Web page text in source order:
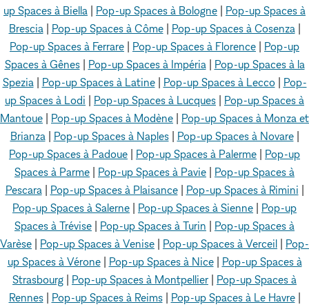
up Spaces à Biella
Pop-up Spaces à Bologne
Pop-up Spaces à
Brescia| Pop-up Spaces à Côme| Pop-up Spaces à Cosenza|
Pop-up Spaces à Ferrare
Pop-up Spaces à Florence
Pop-up
Spaces à Gênes| Pop-up Spaces à Impéria| Pop-up Spaces à la
Spezia| Pop-up Spaces à Latine| Pop-up Spaces à Lecco| Pop-
up Spaces à Lodi
Pop-up Spaces à Lucques
Pop-up Spaces à
Mantoue
Pop-up Spaces à Modène
Pop-up Spaces à Monza et
Brianza| Pop-up Spaces à Naples| Pop-up Spaces à Novare|
Pop-up Spaces à Padoue
Pop-up Spaces à Palerme
Pop-up
Spaces à Parme
Pop-up Spaces à Pavie
Pop-up Spaces à
Pescara| Pop-up Spaces à Plaisance| Pop-up Spaces à Rimini
Pop-up Spaces à Salerne
Pop-up Spaces à Sienne
Pop-up
Spaces à Trévise
Pop-up Spaces à Turin
Pop-up Spaces à
Varèse
Pop-up Spaces à Venise Pop-up Spaces à Verceil
Pop-
up Spaces à Vérone| Pop-up Spaces à Nice| Pop-up Spaces à
Strasbourg
Pop-up Spaces à Montpellier
Pop-up Spaces à
Rennes| Pop-up Spaces à Reims| Pop-up Spaces à Le Havre|